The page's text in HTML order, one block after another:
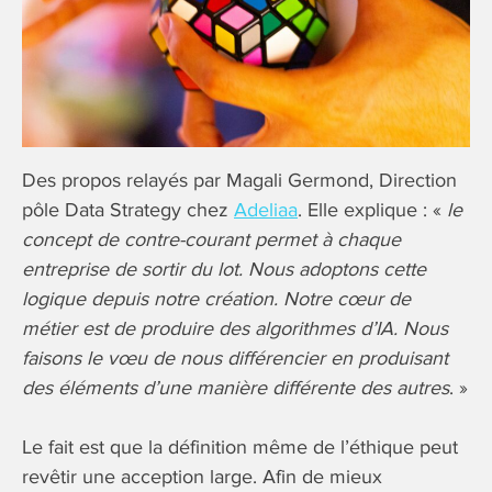
Des propos relayés par Magali Germond, Direction
pôle Data Strategy chez Adeliaa. Elle explique : « le
concept de contre-courant permet à chaque
entreprise de sortir du lot. Nous adoptons cette
logique depuis notre création. Notre cœur de
métier est de produire des algorithmes d’IA. Nous
faisons le vœu de nous différencier en produisant
des éléments d’une manière différente des autres. »
Le fait est que la définition même de l’éthique peut
revêtir une acception large. Afin de mieux